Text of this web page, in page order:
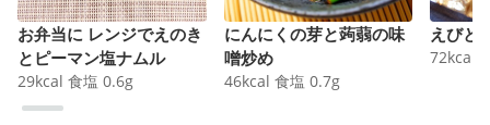
お弁当に レンジでえのき
とピーマン塩ナムル
29kcal 食塩 0.6g
にんにくの芽と蒟蒻の味
噌炒め
46kcal 食塩 0.7g
えびと
72kcal